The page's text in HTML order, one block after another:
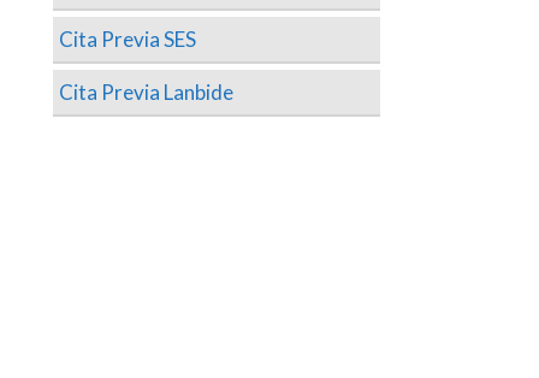
Cita Previa SES
Cita Previa Lanbide